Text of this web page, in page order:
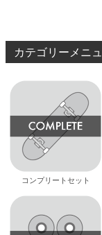
カテゴリーメニ
コンプリートセット